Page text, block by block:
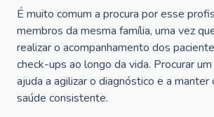
É muito comum a procura por esse
membros da mesma família, uma vez
realizar o acompanhamento dos
check-ups ao longo da vida. Procurar
ajuda a agilizar o diagnóstico e a manter
saúde consistente.